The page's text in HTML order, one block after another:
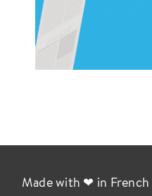
Made with ❤ in